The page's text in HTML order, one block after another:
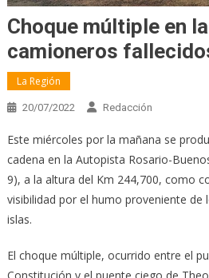
Choque múltiple en
camioneros
La Región
20/07/2022 Redacción
Este miércoles por la mañana se
cadena en la Autopista Rosario-
9), a la altura del Km 244,700, como
visibilidad por el humo proveniente de
islas.
El choque múltiple, ocurrido entre el